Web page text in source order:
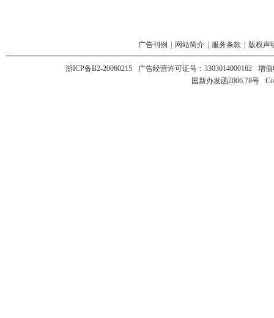
广告刊例 网站简介 服务条款 版权声
浙ICP备B2-20060215 广告经营许可证号：3303014000162
增
国新办发函2006.78号